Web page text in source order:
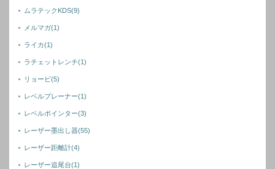
ムラテックKDS(9)
メルマガ(1)
ライカ(1)
ラチェットレンチ(1)
リョービ(5)
レベルプレーナー(1)
レベルポインター(3)
レーザー墨出し器(55)
レーザー距離計(4)
レーザー追尾台(1)